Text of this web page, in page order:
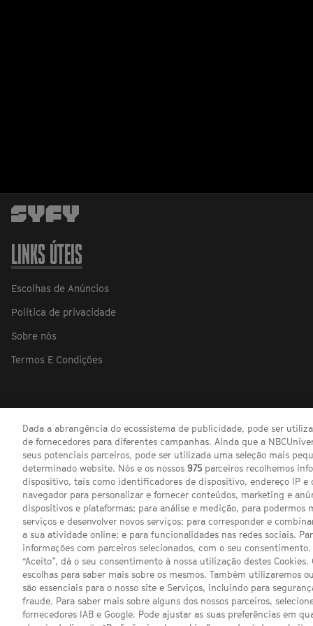
LINKS ÚTEIS
Escolhas de Anúncios
Política de privacidade
Sobre nós
Termos E Condições
Dada a abrangência do ecossistema de publicidade, pode ser
de fornecedores para diferentes campanhas. Ainda que a
seus potenciais parceiros, pode ser utilizada uma seleção mais
determinado website. Nós e os nossos 975 parceiros recolhemos
dispositivo, tais como identificadores de dispositivo, endereço IP e
navegador para personalizar e fornecer conteúdos, marketing e
dispositivos e plataformas; para análise e medição, para podermos
serviços e desenvolver novos serviços; para corresponder e
a sua atividade online; e para funcionalidades nas redes sociais.
informações com parceiros selecionados, com o seu
“Aceito”, dá o seu consentimento à nossa utilização destes
escolhas para saber mais sobre os mesmos. Também utilizaremos
são essenciais para o nosso site e Serviços, incluindo para
fraude. Para saber mais sobre alguns dos nossos parceiros,
fornecedores IAB e Google. Pode ajustar as suas preferências em